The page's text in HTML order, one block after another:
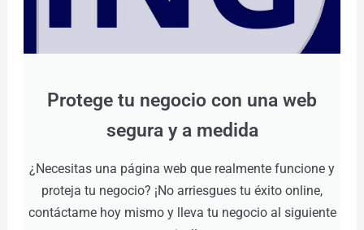
Protege tu negocio con una web
segura y a medida
¿Necesitas una página web que realmente funcione y
proteja tu negocio? ¡No arriesgues tu éxito online,
contáctame hoy mismo y lleva tu negocio al siguiente